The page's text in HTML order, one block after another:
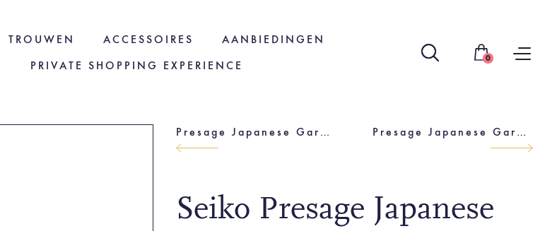
TROUWEN ACCESSOIRES
AANBIEDINGEN
PRIVATE SHOPPING EXPERIENCE
0
Presage Japanese Garden Presage Japanese Garden
Seiko Presage Japanese